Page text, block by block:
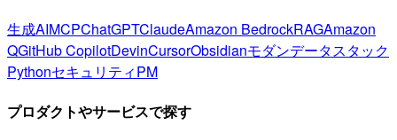
生成AIMCPChatGPTClaudeAmazon BedrockRAGAmazon
QGitHub CopilotDevinCursorObsidianモダンデータスタック
PythonセキュリティPM
プロダクトやサービスで探す